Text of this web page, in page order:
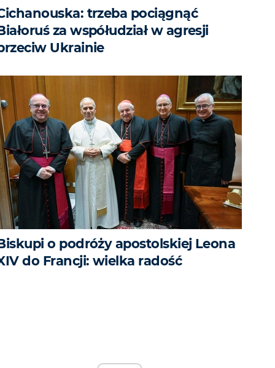
trzeba pociągnąć
za współudział w agresji
Ukrainie
o podróży apostolskiej Leona
do Francji: wielka radość